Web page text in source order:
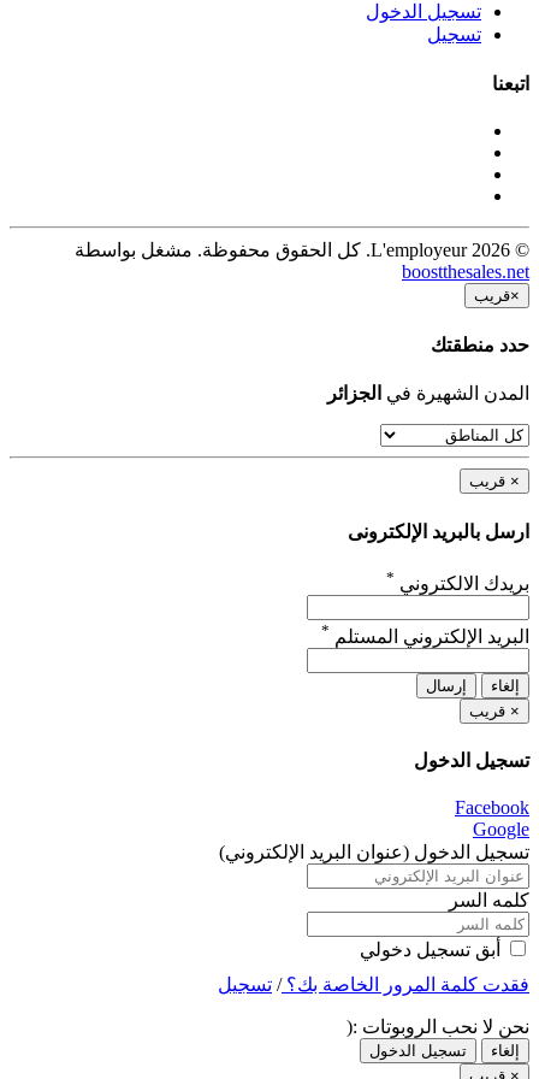
تسجيل الدخول
تسجيل
اتبعنا
© 2026 L'employeur. كل الحقوق محفوظة. مشغل بواسطة
boostthesales.net
×قريب
حدد منطقتك
المدن الشهيرة في الجزائر
× قريب
ارسل بالبريد الإلكترونى
بريدك الالكتروني *
البريد الإلكتروني المستلم *
إلغاء
إرسال
× قريب
تسجيل الدخول
Facebook
Google
تسجيل الدخول (عنوان البريد الإلكتروني)
كلمه السر
أبق تسجيل دخولي
فقدت كلمة المرور الخاصة بك؟/ تسجيل
نحن لا نحب الروبوتات :(
إلغاء
تسجيل الدخول